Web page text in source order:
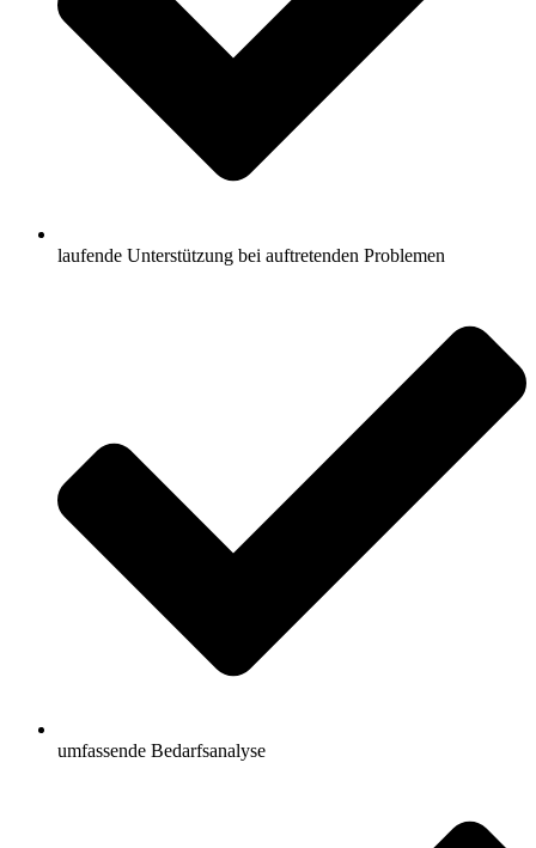
laufende Unterstützung bei auftretenden Problemen
umfassende Bedarfsanalyse